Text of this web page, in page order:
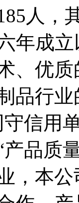
人，
年成
、优
品行
信用
品质
，本